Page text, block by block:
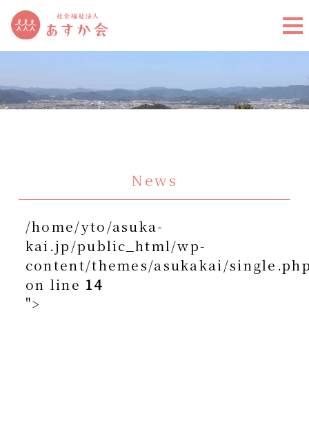
News
/home/yto/asuka-
kai.jp/public_html/wp-
content/themes/asukakai/
on line 14
">